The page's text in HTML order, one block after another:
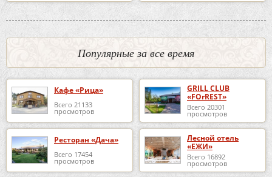
Популярные за все время
Кафе «Рица»
Всего 21133
просмотров
GRILL CLUB
«FOrREST»
Всего 20301
просмотров
Ресторан «Дача»
Всего 17454
просмотров
Лесной отель
«ЕЖИ»
Всего 16892
просмотров